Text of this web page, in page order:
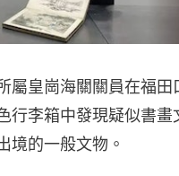
屬皇崗海關關員在福
行李箱中發現疑似書
境的一般文物。